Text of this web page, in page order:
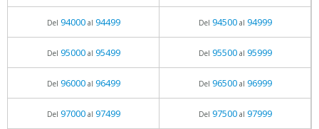
Del 94000al 94499 Del 94500al 94999
Del 95000al 95499 Del 95500al 95999
Del 96000al 96499 Del 96500al 96999
Del 97000al 97499 Del 97500al 97999